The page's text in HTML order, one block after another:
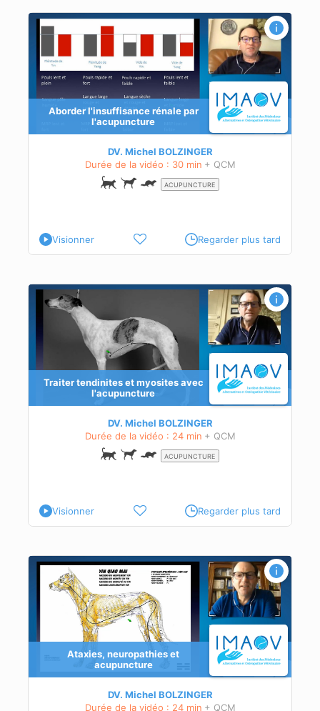
Aborder l'insuffisance rénale par
l'acupuncture
DV. Michel BOLZINGER
Durée de la vidéo : 30 min + QCM
ACUPUNCTURE
Visionner Regarder plus tard
Traiter tendinites et myosites avec
l'acupuncture
DV. Michel BOLZINGER
Durée de la vidéo : 24 min + QCM
ACUPUNCTURE
Visionner Regarder plus tard
Ataxies, neuropathies et
acupuncture
DV. Michel BOLZINGER
Durée de la vidéo : 24 min + QCM